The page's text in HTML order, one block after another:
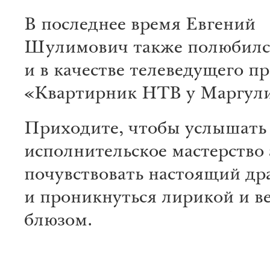
В последнее время Евгений
Шулимович также
и в качестве телеведущего
«Квартирник НТВ у
Приходите, чтобы услышать
исполнительское мастерство
почувствовать настоящий
и проникнуться лирикой и
блюзом.